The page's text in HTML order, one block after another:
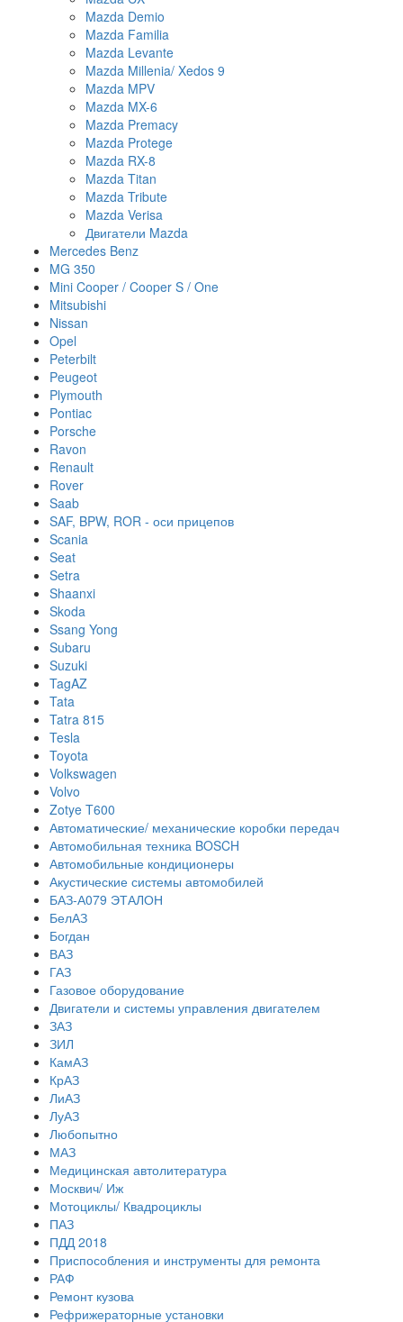
Mazda Demio
Mazda Familia
Mazda Levante
Mazda Millenia/ Xedos 9
Mazda MPV
Mazda MX-6
Mazda Premacy
Mazda Protege
Mazda RX-8
Mazda Titan
Mazda Tribute
Mazda Verisa
Двигатели Mazda
Mercedes Benz
MG 350
Mini Cooper / Cooper S / One
Mitsubishi
Nissan
Opel
Peterbilt
Peugeot
Plymouth
Pontiac
Porsche
Ravon
Renault
Rover
Saab
SAF, BPW, ROR - оси прицепов
Scania
Seat
Setra
Shaanxi
Skoda
Ssang Yong
Subaru
Suzuki
TagAZ
Tata
Tatra 815
Tesla
Toyota
Volkswagen
Volvo
Zotye T600
Автоматические/ механические коробки передач
Автомобильная техника BOSCH
Автомобильные кондиционеры
Акустические системы автомобилей
БАЗ-А079 ЭТАЛОН
БелАЗ
Богдан
ВАЗ
ГАЗ
Газовое оборудование
Двигатели и системы управления двигателем
ЗАЗ
ЗИЛ
КамАЗ
КрАЗ
ЛиАЗ
ЛуАЗ
Любопытно
МАЗ
Медицинская автолитература
Москвич/ Иж
Мотоциклы/ Квадроциклы
ПАЗ
ПДД 2018
Приспособления и инструменты для ремонта
РАФ
Ремонт кузова
Рефрижераторные установки